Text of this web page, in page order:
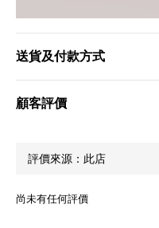
送貨及付款方式
顧客評價
尚未有任何評價